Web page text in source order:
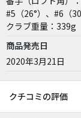
#5（26°）、#6（
クラブ重量：339g
商品発売日
2020年3月21日
クチコミの評価